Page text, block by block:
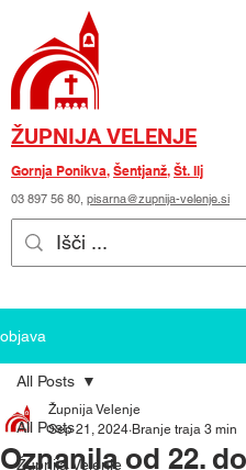
ŽUPNIJA VELENJE
Gornja Ponikva, Šentjanž, Št. Ilj
03 897 56 80, pisarna@zupnija-velenje.si
objava
All Posts
Župnija Velenje
All Posts
Oznanila od 22.
Župnija Velenje
Sep 21, 2024 Branje traja 3 min